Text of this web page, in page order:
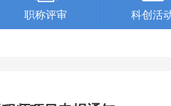
职称评审 科创活